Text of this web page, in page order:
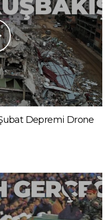
Şubat Depremi Drone